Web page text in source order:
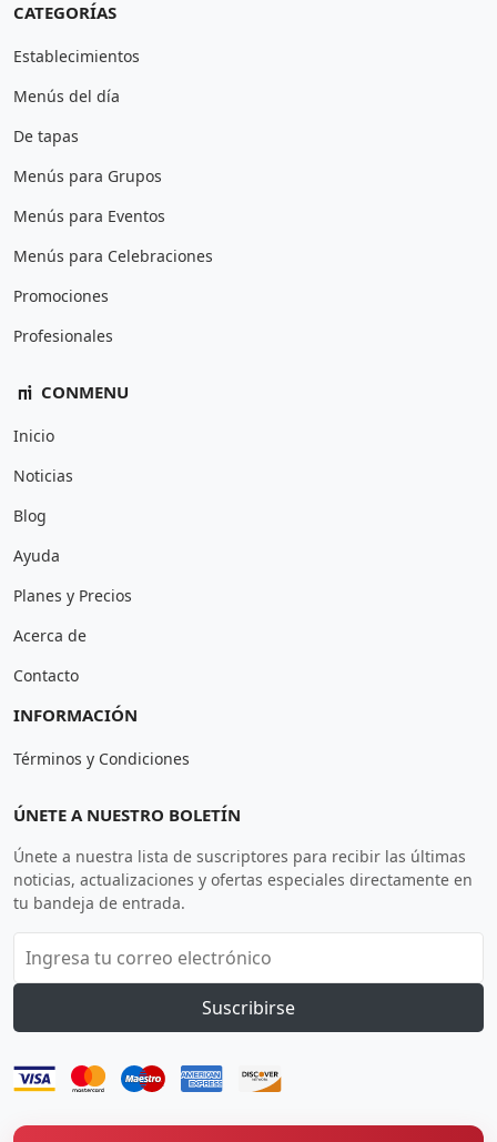
CATEGORÍAS
Establecimientos
Menús del día
De tapas
Menús para Grupos
Menús para Eventos
Menús para Celebraciones
Promociones
Profesionales
CONMENU
Inicio
Noticias
Blog
Ayuda
Planes y Precios
Acerca de
Contacto
INFORMACIÓN
Términos y Condiciones
ÚNETE A NUESTRO BOLETÍN
Únete a nuestra lista de suscriptores para recibir las últimas
noticias, actualizaciones y ofertas especiales directamente en
tu bandeja de entrada.
Suscribirse